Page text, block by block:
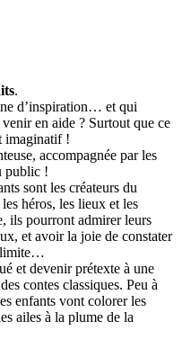
.
d’inspiration… et qui
en aide ? Surtout que ce
imaginatif !
accompagnée par les
public !
sont les créateurs du
héros, les lieux et les
ils pourront admirer leurs
et avoir la joie de constater
limite…
et devenir prétexte à une
contes classiques. Peu à
enfants vont colorer les
ailes à la plume de la